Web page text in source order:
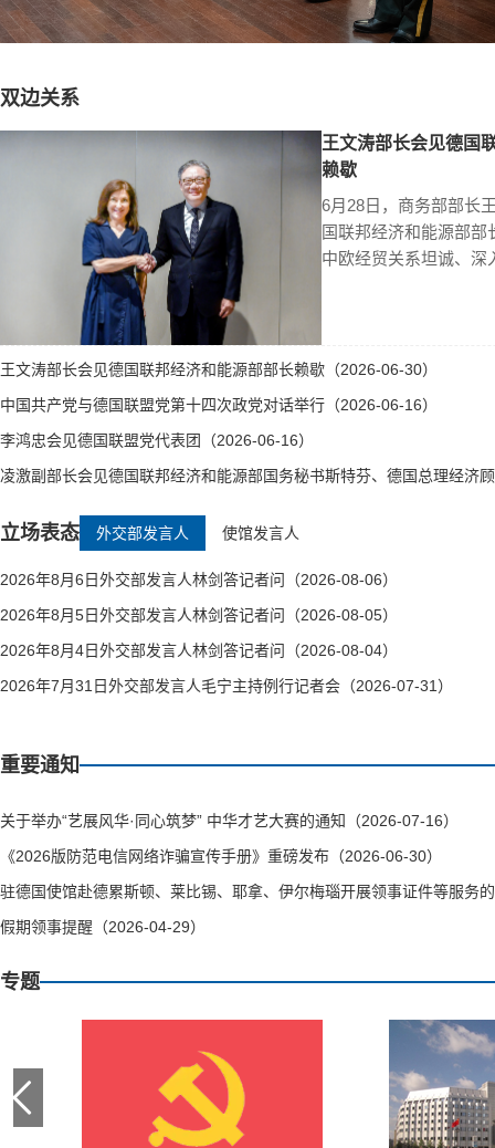
双边关系
王文涛部长会见德国
赖歇
6月28日，商务部部长
国联邦经济和能源部
中欧经贸关系坦诚、深
王文涛部长会见德国联邦经济和能源部部长赖歇（2026-06-30）
中国共产党与德国联盟党第十四次政党对话举行（2026-06-16）
李鸿忠会见德国联盟党代表团（2026-06-16）
凌激副部长会见德国联邦经济和能源部国务秘书斯特芬、德国总理经济
立场表态 外交部发言人 使馆发言人
2026年8月6日外交部发言人林剑答记者问（2026-08-06）
2026年8月5日外交部发言人林剑答记者问（2026-08-05）
2026年8月4日外交部发言人林剑答记者问（2026-08-04）
2026年7月31日外交部发言人毛宁主持例行记者会（2026-07-31）
重要通知
关于举办“艺展风华·同心筑梦” 中华才艺大赛的通知（2026-07-16）
《2026版防范电信网络诈骗宣传手册》重磅发布（2026-06-30）
驻德国使馆赴德累斯顿、莱比锡、耶拿、伊尔梅瑙开展领事证件等服务
假期领事提醒（2026-04-29）
专题